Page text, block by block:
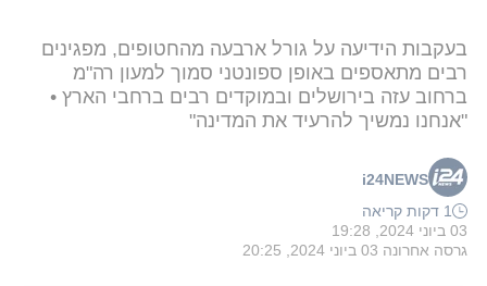
בעקבות הידיעה על גורל ארבעה מהחטופים, מפגינים
רבים מתאספים באופן ספונטני סמוך למעון רה"מ
ברחוב עזה בירושלים ובמוקדים רבים ברחבי הארץ •
"אנחנו נמשיך להרעיד את המדינה"
i24NEWS
1 דקות קריאה
03 ביוני 2024, 19:28
גרסה אחרונה 03 ביוני 2024, 20:25